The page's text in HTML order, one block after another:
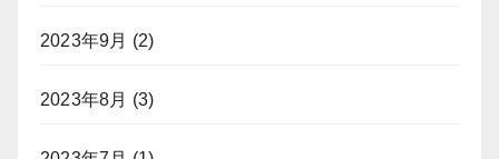
2023年9月 (2)
2023年8月 (3)